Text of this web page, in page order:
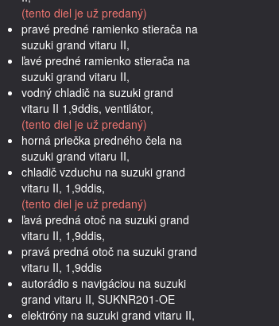
(tento diel je už predaný)
pravé predné ramienko stierača na
suzuki grand vitaru II,
ľavé predné ramienko stierača na
suzuki grand vitaru II,
vodný chladič na suzuki grand
vitaru II 1,9ddis, ventilátor,
(tento diel je už predaný)
horná priečka predného čela na
suzuki grand vitaru II,
chladič vzduchu na suzuki grand
vitaru II, 1,9ddis,
(tento diel je už predaný)
ľavá predná otoč na suzuki grand
vitaru II, 1,9ddis,
pravá predná otoč na suzuki grand
vitaru II, 1,9ddis
autorádio s navigáciou na suzuki
grand vitaru II, SUKNR201-OE
elektróny na suzuki grand vitaru II,